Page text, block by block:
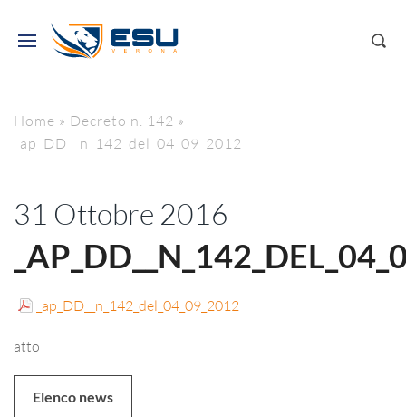
Home » Decreto n. 142 »
_ap_DD__n_142_del_04_09_2012
31 Ottobre 2016
_ap_DD__n_142_del_04_09_2012
atto
Elenco news